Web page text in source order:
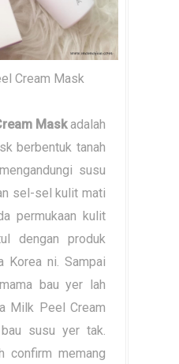
Cream Mask
Maskadalah
berbentuk tanah
susu
sel-sel kulit mati
permukaan kulit
dengan produk
Korea ni. Sampai
bau yer lah
Milk Peel Cream
susu yer tak.
confirm memang